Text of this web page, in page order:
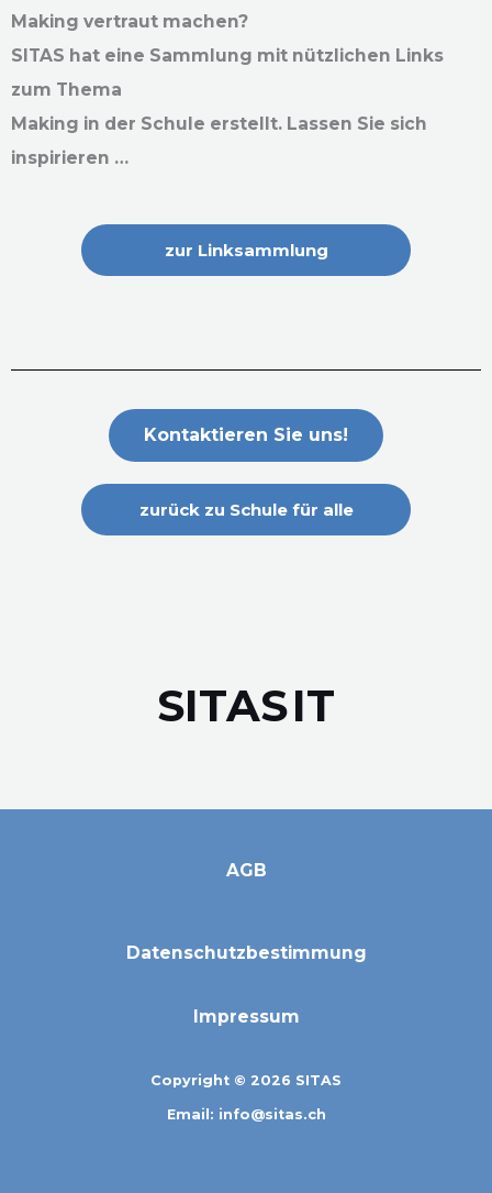
Making vertraut machen?
SITAS hat eine Sammlung mit nützlichen Links
zum Thema
Making in der Schule erstellt. Lassen Sie sich
inspirieren …
zur Linksammlung
Kontaktieren Sie uns!
zurück zu Schule für alle
SITASIT
AGB
Datenschutzbestimmung
Impressum
Copyright © 2026 SITAS
Email: info@sitas.ch